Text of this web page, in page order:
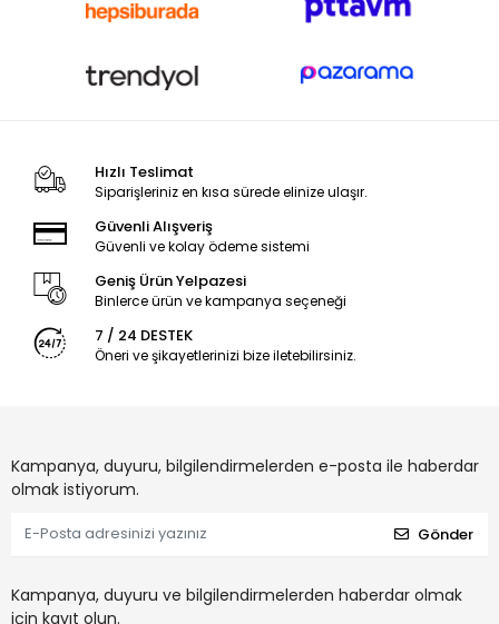
Hızlı Teslimat
Siparişleriniz en kısa sürede elinize ulaşır.
Güvenli Alışveriş
Güvenli ve kolay ödeme sistemi
Geniş Ürün Yelpazesi
Binlerce ürün ve kampanya seçeneği
7 / 24 DESTEK
Öneri ve şikayetlerinizi bize iletebilirsiniz.
Kampanya, duyuru, bilgilendirmelerden e-posta ile haberdar
olmak istiyorum.
Gönder
Kampanya, duyuru ve bilgilendirmelerden haberdar olmak
için kayıt olun.